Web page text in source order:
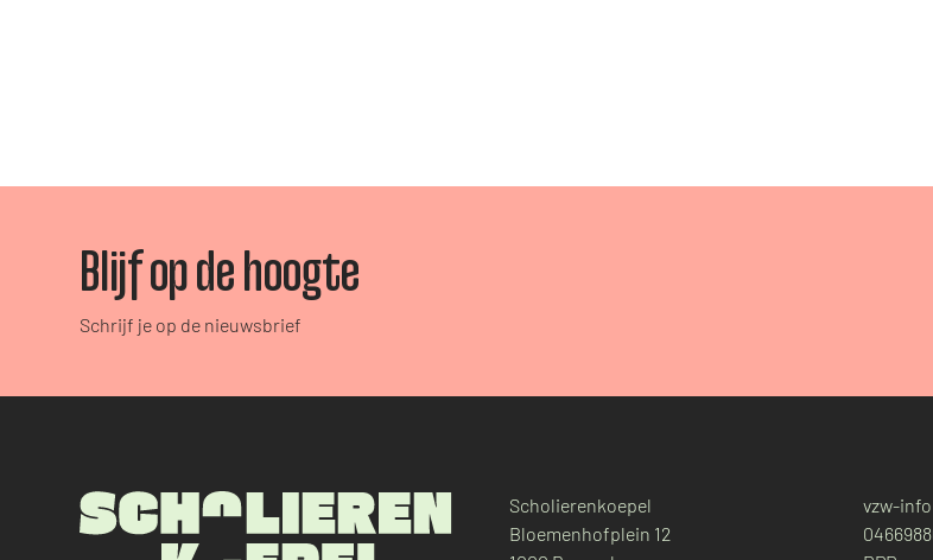
Blijf op de hoogte
Schrijf je op de nieuwsbrief
Scholierenkoepel
Bloemenhofplein 12
vzw-info